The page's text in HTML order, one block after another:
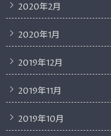
2020年2月
2020年1月
2019年12月
2019年11月
2019年10月